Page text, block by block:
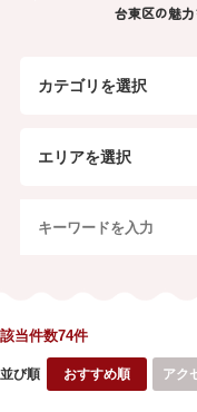
台東区の魅
カテゴリを選択
エリアを選択
該当件数74件
並び順 おすすめ順 アク